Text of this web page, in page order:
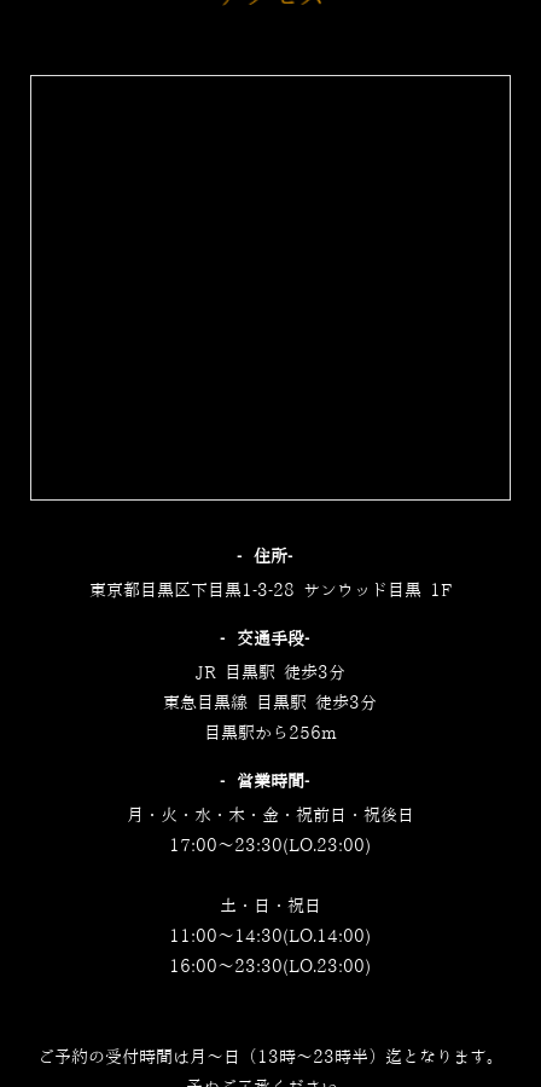
‐住所‐
東京都目黒区下目黒1-3-28 サンウッド目黒 1F
‐交通手段‐
JR 目黒駅 徒歩3分
東急目黒線 目黒駅 徒歩3分
目黒駅から256m
‐営業時間‐
月・火・水・木・金・祝前日・祝後日
17:00～23:30(LO.23:00)
土・日・祝日
11:00～14:30(LO.14:00)
16:00～23:30(LO.23:00)
ご予約の受付時間は月～日（13時～23時半）迄となります。